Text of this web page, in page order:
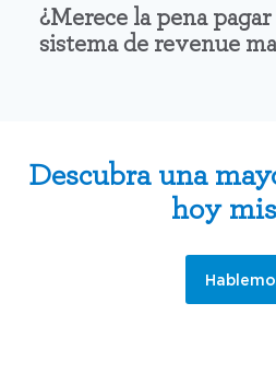
¿Merece la pena
sistema de revenue
Descubra una
hoy